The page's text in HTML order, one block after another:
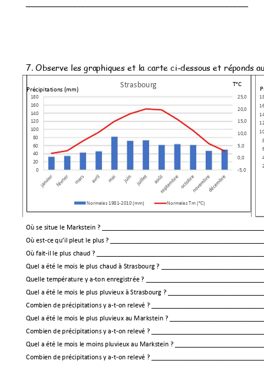
7. Observe les graphiques et la carte ci-dessous et réponds
Où se situe le Markstein ?
Où est-ce qu’il pleut le plus?
Où fait-il le plus chaud ?
Quel a été le mois le plus chaud à Strasbourg ?
Quelle température y a-ton enregistrée ?
Quel a été le mois le plus pluvieux à Strasbourg ?
Combien de précipitations y a-t-on relevé ?
Quel a été le mois le plus pluvieux au Markstein ?
Combien de précipitations y a-t-on relevé ?
Quel a été le mois le moins pluvieux au Markstein ?
Combien de précipitations y a-t-on relevé ?
-5,0
0,0
5,0
10,0
15,0
20,0
25,0
0
20
40
60
80
100
120
140
160
180
Strasbourg
Normales 1981-2010 (mm) Normales Tm (°C)
T°C
Précipitations (mm)